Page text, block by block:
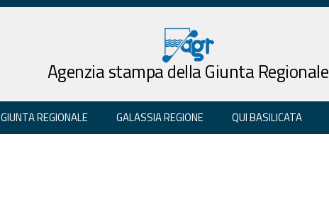
Agenzia stampa della Giunta Regionale
GIUNTA REGIONALE GALASSIA REGIONE QUI BASILICATA